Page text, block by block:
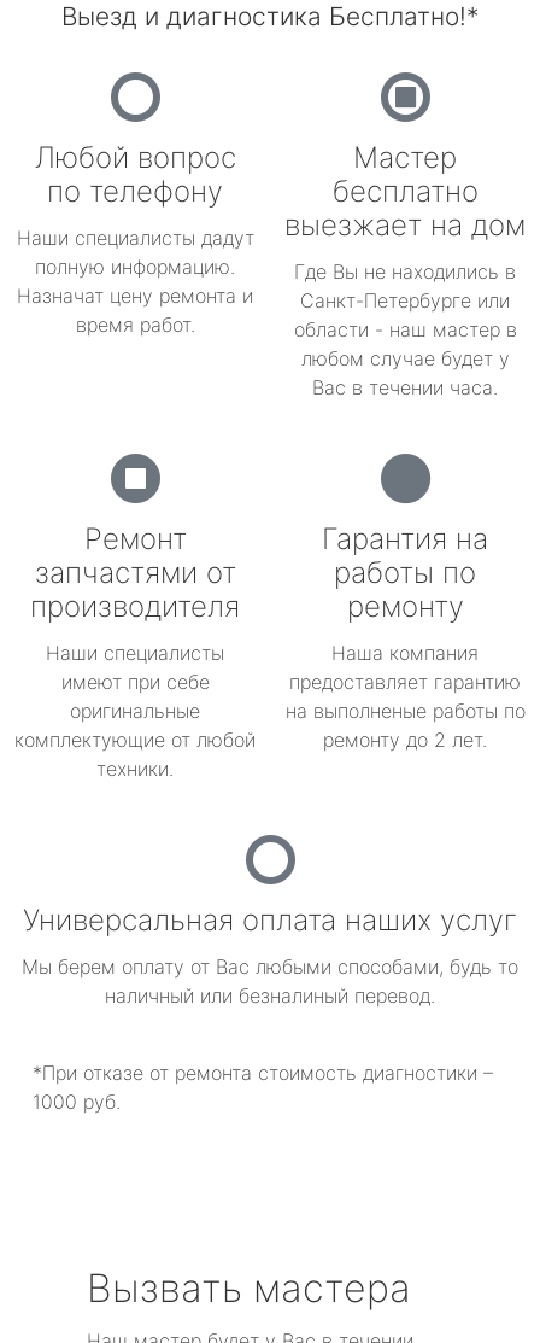
Выезд и диагностика Бесплатно!*
Любой вопрос
по телефону
Наши специалисты дадут
полную информацию.
Назначат цену ремонта и
время работ.
Мастер
бесплатно
выезжает на дом
Где Вы не находились в
Санкт-Петербурге или
области - наш мастер в
любом случае будет у
Вас в течении часа.
Ремонт
запчастями от
производителя
Наши специалисты
имеют при себе
оригинальные
комплектующие от любой
техники.
Гарантия на
работы по
ремонту
Наша компания
предоставляет гарантию
на выполненые работы по
ремонту до 2 лет.
Универсальная оплата наших услуг
Мы берем оплату от Вас любыми способами, будь то
наличный или безналиный перевод.
*При отказе от ремонта стоимость диагностики –
1000 руб.
Вызвать мастера